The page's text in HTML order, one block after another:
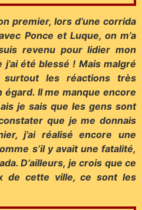
premier, lors d’une corrida
Ponce et Luque, on m’a
revenu pour lidier mon
été blessé ! Mais malgré
les réactions très
Il me manque encore
je sais que les gens sont
que je me donnais
j’ai réalisé encore une
s’il y avait une fatalité,
D’ailleurs, je crois que ce
de cette ville, ce sont les